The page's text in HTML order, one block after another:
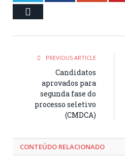
PREVIOUS ARTICLE
Candidatos
aprovados para
segunda fase do
processo seletivo
(CMDCA)
CONTEÚDO RELACIONADO